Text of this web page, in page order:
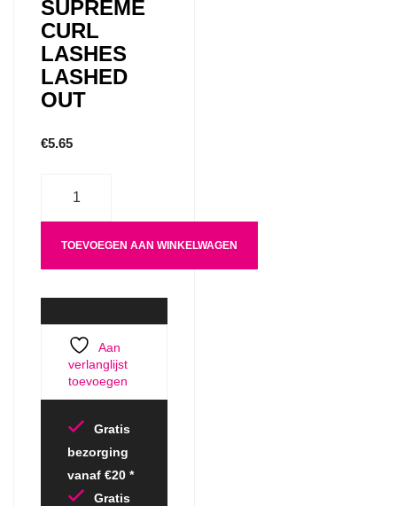
SUPREME
CURL
LASHES
LASHED
OUT
€5.65
TOEVOEGEN AAN WINKELWAGEN
Aan
verlanglijst
toevoegen
Gratis
bezorging
vanaf €20 *
Gratis